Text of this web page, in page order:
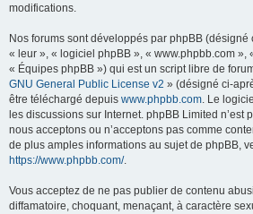
modifications.
Nos forums sont développés par phpBB
« leur », « logiciel phpBB », « www.phpbb.com »,
« Équipes phpBB ») qui est un script libre de
GNU General Public License v2 » (désigné ci-
être téléchargé depuis www.phpbb.com. Le
les discussions sur Internet. phpBB Limited n’est
nous acceptons ou n’acceptons pas comme
de plus amples informations au sujet de phpBB,
https://www.phpbb.com/.
Vous acceptez de ne pas publier de contenu
diffamatoire, choquant, menaçant, à caractère